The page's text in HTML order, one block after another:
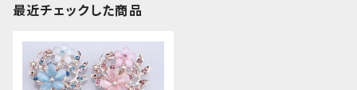
最近チェックした商品